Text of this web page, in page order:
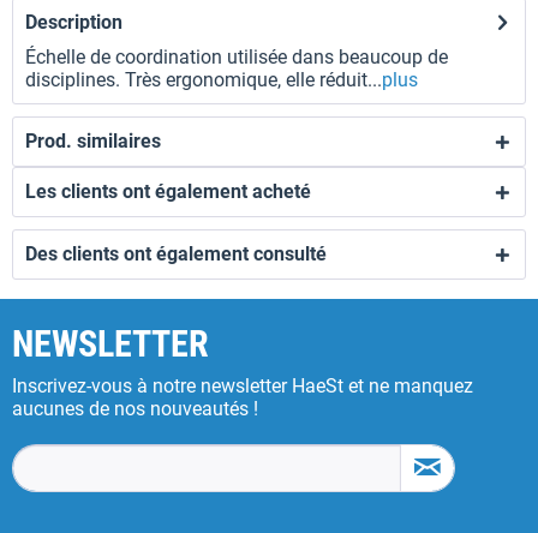
Description
Échelle de coordination utilisée dans beaucoup de
disciplines. Très ergonomique, elle réduit...plus
Prod. similaires
Les clients ont également acheté
Des clients ont également consulté
NEWSLETTER
Inscrivez-vous à notre newsletter HaeSt et ne manquez
aucunes de nos nouveautés !